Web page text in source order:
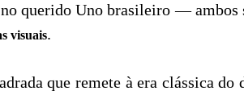
querido Uno brasileiro —
visuais.
que remete à era clássica